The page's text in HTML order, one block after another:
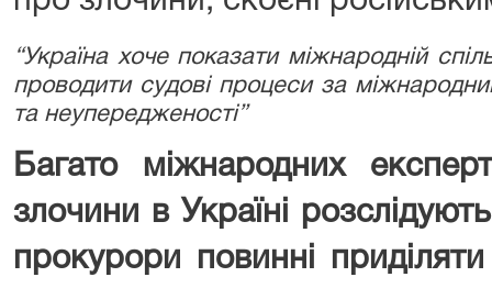
“Україна хоче показати міжнародній
проводити судові процеси за
та неупередженості”
Багато міжнародних
злочини в Україні
прокурори повинні